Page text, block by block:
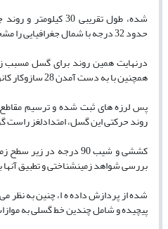
شده، طول تقریبی 30
حدود 32 درجه با شمال جغرافیایی را مشخص کرد که
درنهایت همین روند برای گسل
همچنین با به دست آمدن 28 سازوکار کانونی مربوط به
پس لرزه های ثبت شده و ترسیم
روند حرکتی این گسل، امتدادلغز راست
کششی و شیب 90 درجه در
بررسی شواهد زمینشناختی و تطبیق آنها
شده از پردازش داده ه ا، چنین به نظر
پیچیده و شامل چندین خط گسلی به